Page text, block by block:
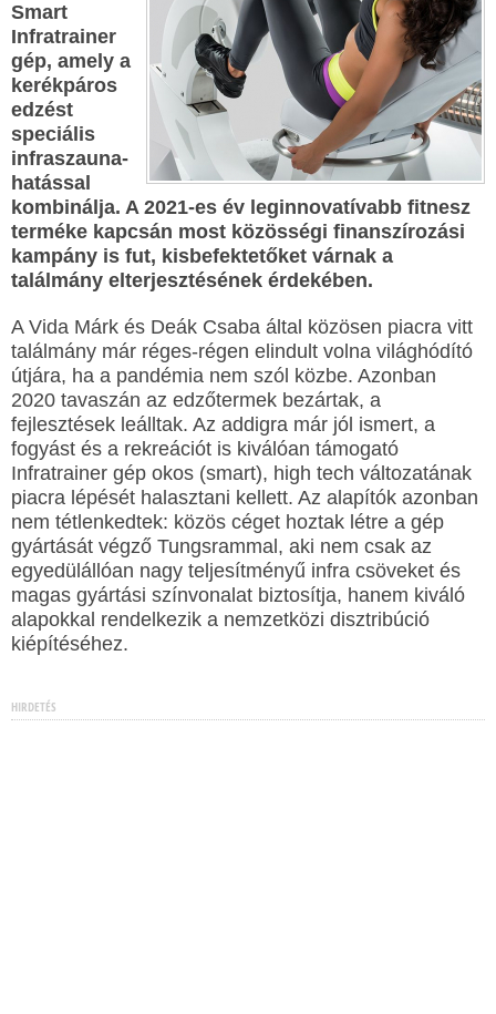
Smart
Infratrainer
gép, amely a
kerékpáros
edzést
speciális
infraszauna-
hatással
kombinálja. A 2021-es év leginnovatívabb fitnesz
terméke kapcsán most közösségi finanszírozási
kampány is fut, kisbefektetőket várnak a
találmány elterjesztésének érdekében.
A Vida Márk és Deák Csaba által közösen piacra vitt
találmány már réges-régen elindult volna világhódító
útjára, ha a pandémia nem szól közbe. Azonban
2020 tavaszán az edzőtermek bezártak, a
fejlesztések leálltak. Az addigra már jól ismert, a
fogyást és a rekreációt is kiválóan támogató
Infratrainer gép okos (smart), high tech változatának
piacra lépését halasztani kellett. Az alapítók azonban
nem tétlenkedtek: közös céget hoztak létre a gép
gyártását végző Tungsrammal, aki nem csak az
egyedülállóan nagy teljesítményű infra csöveket és
magas gyártási színvonalat biztosítja, hanem kiváló
alapokkal rendelkezik a nemzetközi disztribúció
kiépítéséhez.
HIRDETÉS